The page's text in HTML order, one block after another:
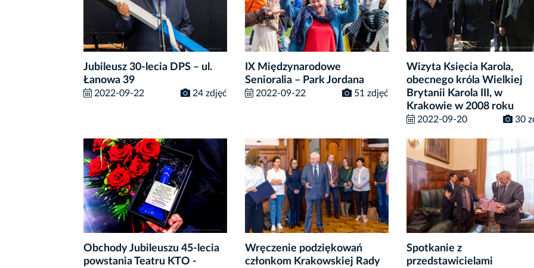
Jubileusz 30-lecia DPS – ul.
Łanowa 39
2022-09-22 24 zdjęć
IX Międzynarodowe
Senioralia – Park Jordana
2022-09-22 51 zdjęć
Wizyta Księcia Karola,
obecnego króla Wielkiej
Brytanii Karola III, w
Krakowie w 2008 roku
2022-09-20 30
Obchody Jubileuszu 45-lecia
powstania Teatru KTO -
Wręczenie podziękowań
członkom Krakowskiej Rady
Spotkanie z
przedstawicielami